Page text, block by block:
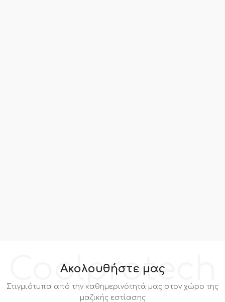
Coolprotech
Ακολουθήστε μας
Στιγμιότυπα από την καθημερινότητά μας στον χώρο της
μαζικής εστίασης